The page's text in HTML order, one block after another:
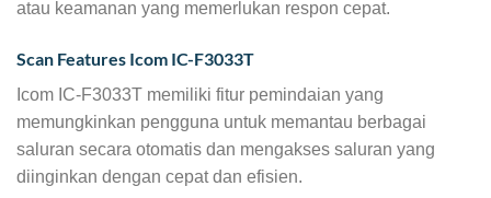
atau keamanan yang memerlukan respon cepat.
Scan Features Icom IC-F3033T
Icom IC-F3033T memiliki fitur pemindaian yang
memungkinkan pengguna untuk memantau berbagai
saluran secara otomatis dan mengakses saluran yang
diinginkan dengan cepat dan efisien.